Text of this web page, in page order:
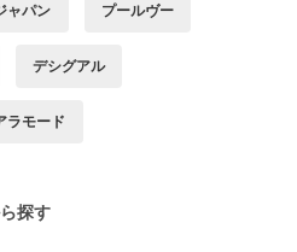
ャパン プールヴー
デシグアル
ラモード
探す